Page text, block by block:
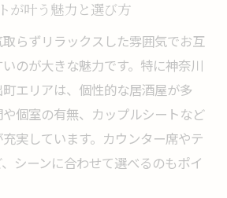
のカギは居酒屋の雰囲気にあり
人気の居酒屋選びのテクニック
る居酒屋で特別感を演出する方
の特徴を活かしたデートプラン
で過ごす二人の夜に
える落ち着いたデート空間の魅
が叶う魅力と選び方
らずリラックスした雰囲気でお互
のが大きな魅力です。特に神奈川
エリアは、個性的な居酒屋が多
個室の有無、カップルシートなど
実しています。カウンター席やテ
シーンに合わせて選べるのもポイ